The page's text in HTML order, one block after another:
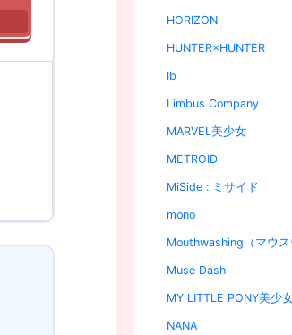
HORIZON
HUNTER×HUNTER
Ib
Limbus Company
MARVEL美少女
METROID
MiSide : ミサイド
mono
Mouthwashing（マウス
Muse Dash
MY LITTLE PONY美少
NANA